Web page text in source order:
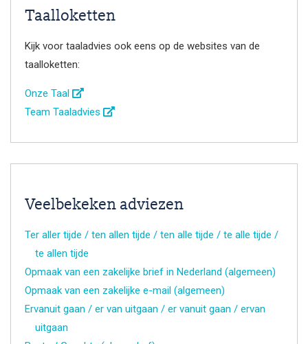
Taalloketten
Kijk voor taaladvies ook eens op de websites van de
taalloketten:
Onze Taal
Team Taaladvies
Veelbekeken adviezen
Ter aller tijde / ten allen tijde / ten alle tijde / te alle tijde /
te allen tijde
Opmaak van een zakelijke brief in Nederland (algemeen)
Opmaak van een zakelijke e-mail (algemeen)
Ervanuit gaan / er van uitgaan / er vanuit gaan / ervan
uitgaan